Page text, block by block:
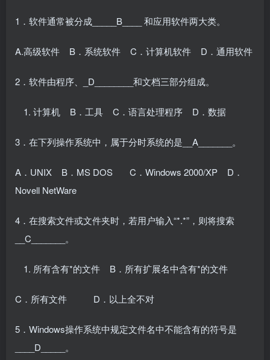
1．软件通常被分成_____B____ 和应用软件两大类。
A.高级软件 B．系统软件 C．计算机软件 D．通用软件
2．软件由程序、_D________和文档三部分组成。
计算机 B．工具 C．语言处理程序 D．数据
3．在下列操作系统中，属于分时系统的是__A_______。
A．UNIX B．MS DOS C．Windows 2000/XP D．
Novell NetWare
4．在搜索文件或文件夹时，若用户输入“*.*”，则将搜索
__C_______。
所有含有*的文件 B．所有扩展名中含有*的文件
C．所有文件 D．以上全不对
5．Windows操作系统中规定文件名中不能含有的符号是
____D_____。